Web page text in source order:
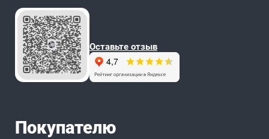
Оставьте отзыв
Покупателю